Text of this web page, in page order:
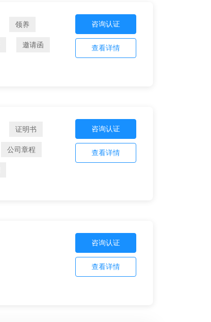
领养
邀请函
咨询认证
查看详情
证明书
公司章程
咨询认证
查看详情
咨询认证
查看详情